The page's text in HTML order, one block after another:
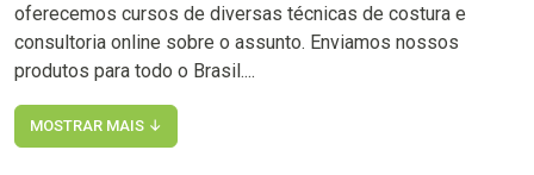
oferecemos cursos de diversas técnicas de costura e
consultoria online sobre o assunto. Enviamos nossos
produtos para todo o Brasil....
MOSTRAR MAIS ↓